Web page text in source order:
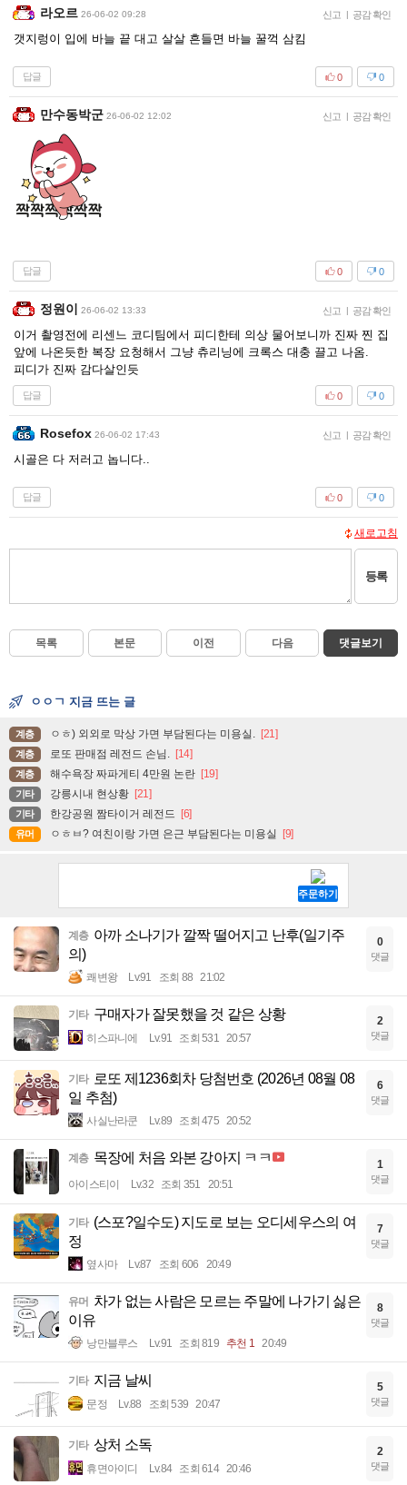
라오르 26-06-02 09:28 신고 | 공감 확인
갯지렁이 입에 바늘 끝 대고 살살 흔들면 바늘 꿀꺽 삼킴
답글 0
0
만수동박군 26-06-02 12:02 신고 | 공감 확인
답글 0
0
정원이 26-06-02 13:33 신고 | 공감 확인
이거 촬영전에 리센느 코디팀에서 피디한테 의상 물어보니까 진짜 찐 집
앞에 나온듯한 복장 요청해서 그냥 츄리닝에 크록스 대충 끌고 나옴.
피디가 진짜 감다살인듯
답글 0
0
Rosefox 26-06-02 17:43 신고 | 공감 확인
시골은 다 저러고 놉니다..
답글 0
0
새로고침
등록
목록 본문 이전 다음 댓글보기
ㅇㅇㄱ 지금 뜨는 글
계층 ㅇㅎ) 외외로 막상 가면 부담된다는 미용실. [21]
계층 로또 판매점 레전드 손님. [14]
계층 해수욕장 짜파게티 4만원 논란 [19]
기타 강릉시내 현상황 [21]
기타 한강공원 짬타이거 레전드 [6]
유머 ㅇㅎㅂ? 여친이랑 가면 은근 부담된다는 미용실 [9]
계층 아까 소나기가 깔짝 떨어지고 난후(일기주
의)
쾌변왕 Lv.91 조회 88 21:02
0
댓글
기타 구매자가 잘못했을 것 같은 상황
히스파니에 Lv.91 조회 531 20:57
2
댓글
기타 로또 제1236회차 당첨번호 (2026년 08월 08
일 추첨)
사실난라쿤 Lv.89 조회 475 20:52
6
댓글
계층 목장에 처음 와본 강아지 ㅋㅋ
아이스티이 Lv.32 조회 351 20:51
1
댓글
기타 (스포?일수도) 지도로 보는 오디세우스의 여
정
옆사마 Lv.87 조회 606 20:49
7
댓글
유머 차가 없는 사람은 모르는 주말에 나가기 싫은
이유
낭만블루스 Lv.91 조회 819 추천 1 20:49
8
댓글
기타 지금 날씨
문정 Lv.88 조회 539 20:47
5
댓글
기타 상처 소독
휴면아이디 Lv.84 조회 614 20:46
2
댓글